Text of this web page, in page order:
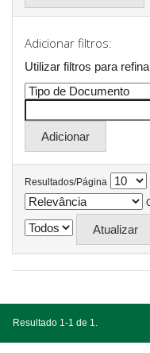
Adicionar filtros:
Utilizar filtros para
Resultados/Página
Resultado 1-1 de 1.